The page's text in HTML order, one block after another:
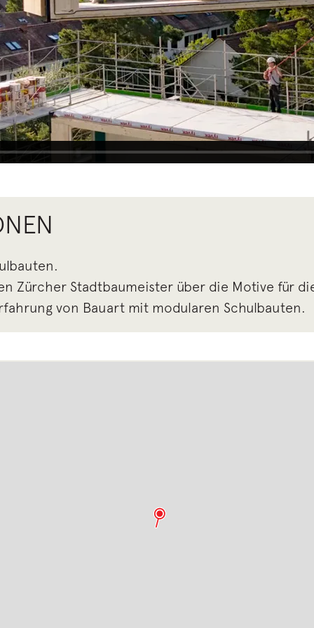
Zürcher Stadtbaumeister über die Motive für
von Bauart mit modularen Schulbauten.